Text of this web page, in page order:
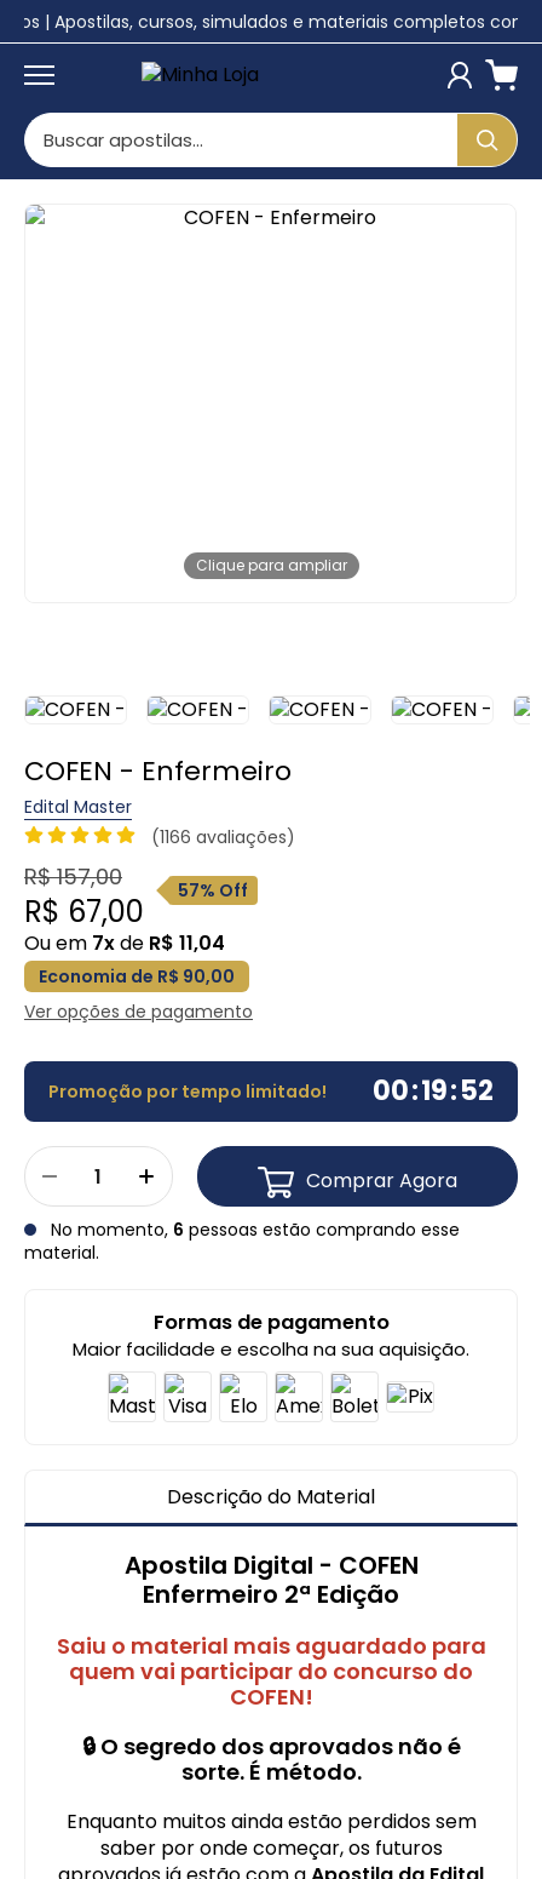
| Apostilas, cursos, simulados e materiais completos
Clique para ampliar
COFEN - Enfermeiro
Edital Master
(1166 avaliações)
R$ 157,00
R$ 67,00
57% Off
Ou em 7xde R$ 11,04
Economia de R$ 90,00
Ver opções de pagamento
Promoção por tempo limitado! 00:19 :51
Comprar Agora
No momento, 6 pessoas estão comprando esse
material.
Formas de pagamento
Maior facilidade e escolha na sua aquisição.
Descrição do Material
Apostila Digital - COFEN
Enfermeiro 2ª Edição
Saiu o material mais aguardado para
quem vai participar do concurso do
COFEN!
🔒 O segredo dos aprovados não é
sorte. É método.
Enquanto muitos ainda estão perdidos sem
saber por onde começar, os futuros